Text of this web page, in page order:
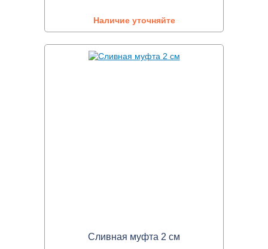
Наличие уточняйте
Сливная муфта 2 см